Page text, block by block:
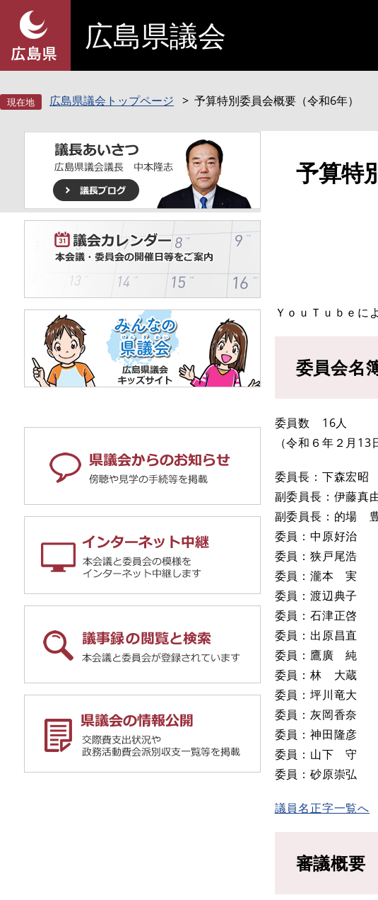
頭
で
飛
ば
広島県議会
広島県議会トップページ 予算特別委員会概要（令和6年）
予算特
ＹｏｕＴｕｂｅに
委員会名
委員数 16人
（令和６年２月13
委員長：下森宏昭
副委員長：伊藤真
副委員長：的場
委員：中原好治
委員：狭戸尾浩
委員：瀧本 実
委員：渡辺典子
委員：石津正啓
委員：出原昌直
委員：鷹廣 純
委員：林 大蔵
委員：坪川竜大
委員：灰岡香奈
委員：神田隆彦
委員：山下 守
委員：砂原崇弘
議員名正字一覧へ
審議概要